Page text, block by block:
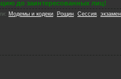
до заинтересованных лиц!
: Модемы и кодеки Рощин Сессия экзамен